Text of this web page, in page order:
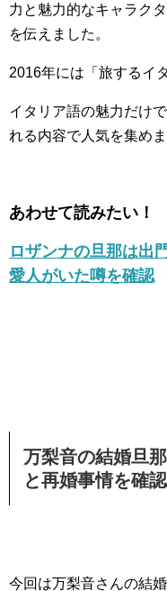
力と魅力的なキャラク
を伝えました。
2016年には「旅するイ
イタリア語の魅力だけ
れる内容で人気を集めま
あわせて読みたい！
ロザンナの旦那は出
愛人がいた噂を確認
万梨音の結婚旦
と再婚事情を確
今回は万梨音さんの結